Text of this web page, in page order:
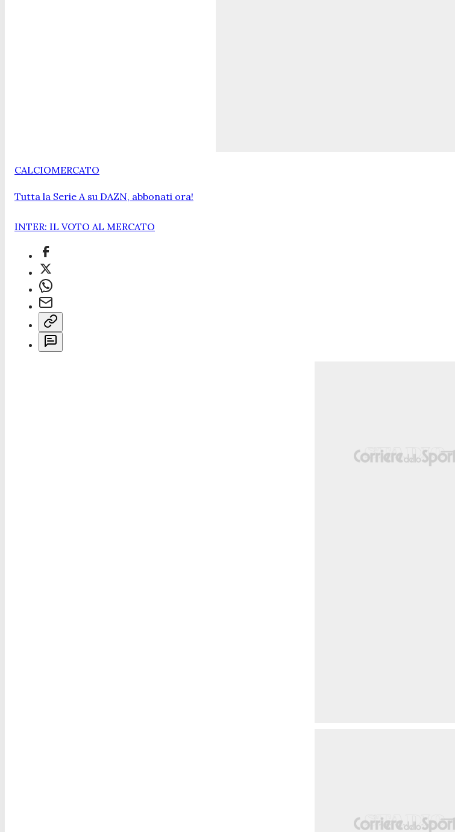
CALCIOMERCATO
Tutta la Serie A su DAZN, abbonati ora!
INTER: IL VOTO AL MERCATO